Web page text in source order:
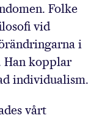
Folke
vid
i
Han kopplar
individualism.
vårt